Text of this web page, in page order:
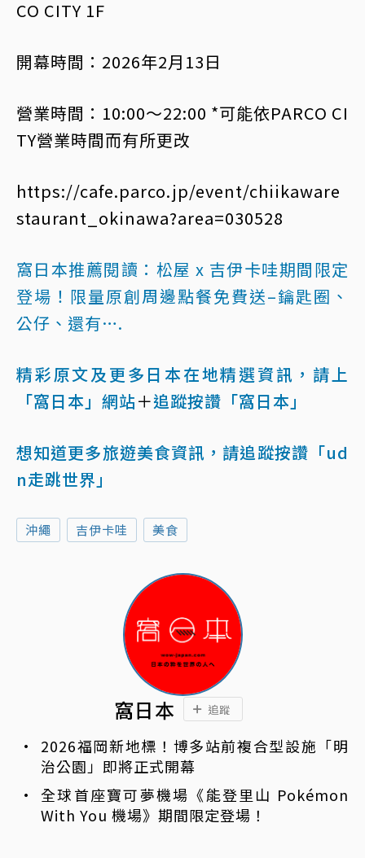
CO CITY 1F
開幕時間：2026年2月13日
營業時間：10:00～22:00 *可能依PARCO CI
TY營業時間而有所更改
https://cafe.parco.jp/event/chiikaware
staurant_okinawa?area=030528
窩日本推薦閱讀： 松屋 x 吉伊卡哇期間限定
登場！限量原創周邊點餐免費送–鑰匙圈、
公仔、還有….
精彩原文及更多日本在地精選資訊，請上
「窩日本」網站＋追蹤按讚「窩日本」
想知道更多旅遊美食資訊，請追蹤按讚「ud
n走跳世界」
沖繩 吉伊卡哇 美食
窩日本 追蹤
2026福岡新地標！博多站前複合型設施「明
治公園」即將正式開幕
全球首座寶可夢機場《能登里山 Pokémon
With You 機場》期間限定登場！